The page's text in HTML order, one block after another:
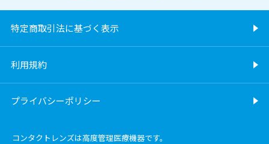
特定商取引法に基づく表示
利用規約
プライバシーポリシー
コンタクトレンズは高度管理医療機器です。